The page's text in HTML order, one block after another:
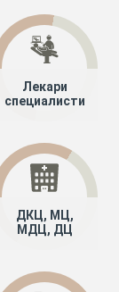
Лекари
специалисти
ДКЦ, МЦ,
МДЦ, ДЦ